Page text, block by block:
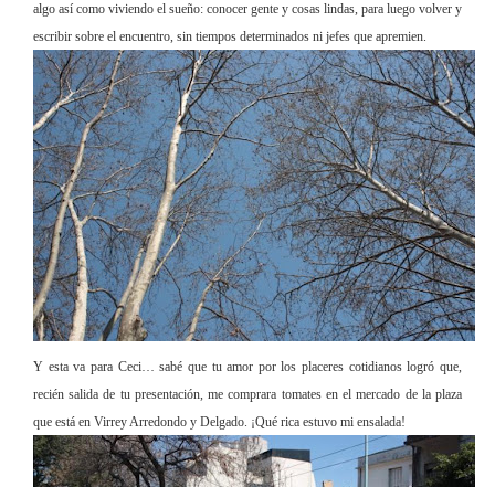
algo así como viviendo el sueño: conocer gente y cosas lindas, para luego volver y
escribir sobre el encuentro, sin tiempos determinados ni jefes que apremien.
Y esta va para Ceci… sabé que tu amor por los placeres cotidianos logró que,
recién salida de tu presentación, me comprara tomates en el mercado de la plaza
que está en Virrey Arredondo y Delgado. ¡Qué rica estuvo mi ensalada!